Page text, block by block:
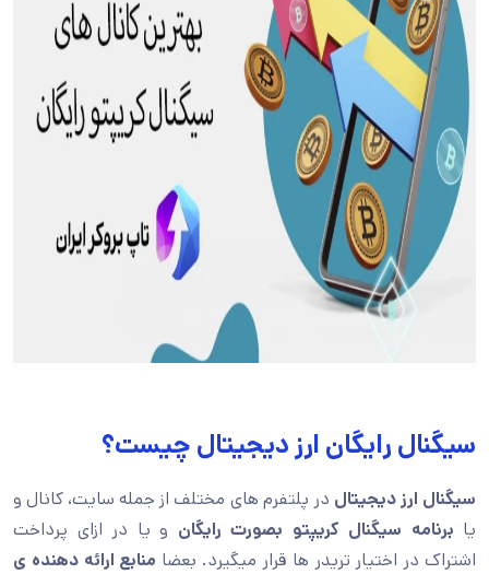
سیگنال رایگان ارز دیجیتال چیست؟
سیگنال ارز دیجیتال در پلتفرم های مختلف از جمله سایت، کانال و
یا برنامه سیگنال کریپتو بصورت رایگان و یا در ازای پرداخت
اشتراک در اختیار تریدر ها قرار میگیرد. بعضا منابع ارائه دهنده ی